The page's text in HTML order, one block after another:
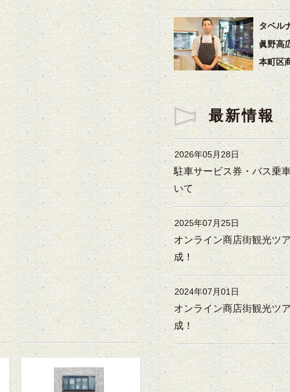
タベル
眞野高
本町区
最新情報
2026年05月28日
駐車サービス券・バス乗
いて
2025年07月25日
オンライン商店街観光ツ
成！
2024年07月01日
オンライン商店街観光ツ
成！